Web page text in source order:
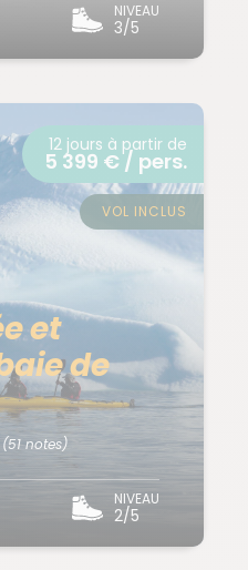
NIVEAU
3/5
et
de
(51 notes)
NIVEAU
2/5
12 jours à partir de
5 399 € / pers.
VOL INCLUS